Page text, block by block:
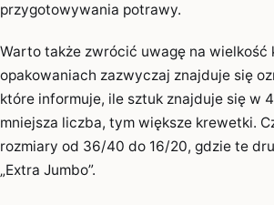
przygotowywania potrawy.
Warto także zwrócić uwagę na wielkość
opakowaniach zazwyczaj znajduje się
które informuje, ile sztuk znajduje się w
mniejsza liczba, tym większe krewetki.
rozmiary od 36/40 do 16/20, gdzie te
„Extra Jumbo”.